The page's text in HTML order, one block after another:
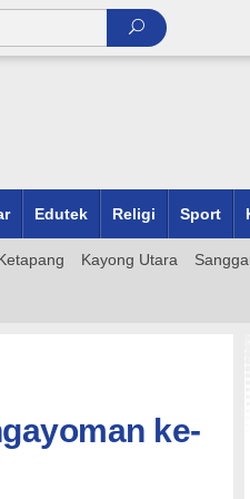
Edutek Religi Sport
Kayong Utara
ke-